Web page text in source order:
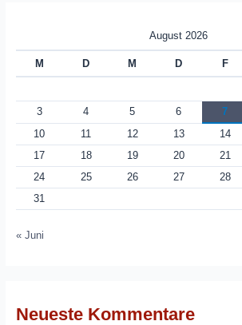
August 2026
M D M D F
3
4 5 6 7
10
11 12 13 14
17
18 19 20 21
24
25 26 27 28
31
« Juni
Neueste Kommentare